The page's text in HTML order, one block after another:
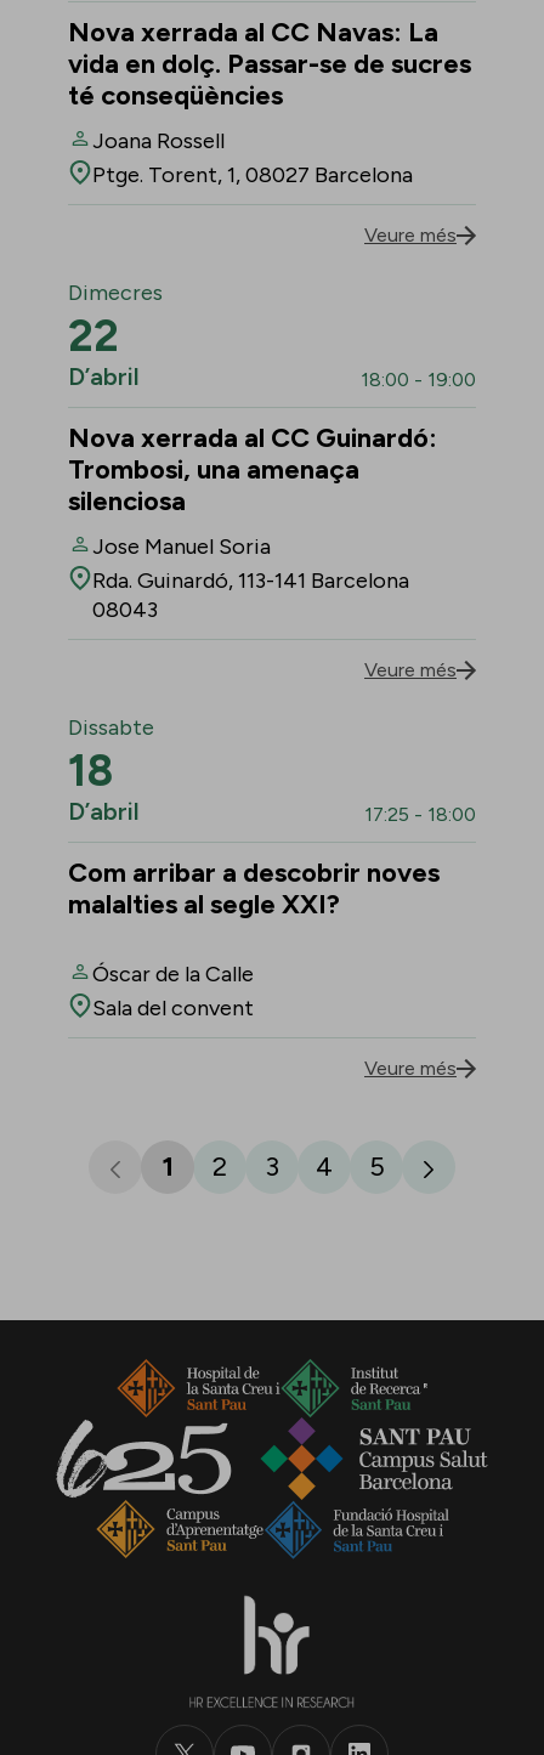
Nova xerrada al CC Navas: La
vida en dolç. Passar-se de sucres
té conseqüències
Joana Rossell
Ptge. Torent, 1, 08027 Barcelona
Veure més
Dimecres
22
D’abril 18:00 - 19:00
Nova xerrada al CC Guinardó:
Trombosi, una amenaça
silenciosa
Jose Manuel Soria
Rda. Guinardó, 113-141 Barcelona
08043
Veure més
Dissabte
18
D’abril 17:25 - 18:00
Com arribar a descobrir noves
malalties al segle XXI?
Óscar de la Calle
Sala del convent
Veure més
1 2 3 4 5